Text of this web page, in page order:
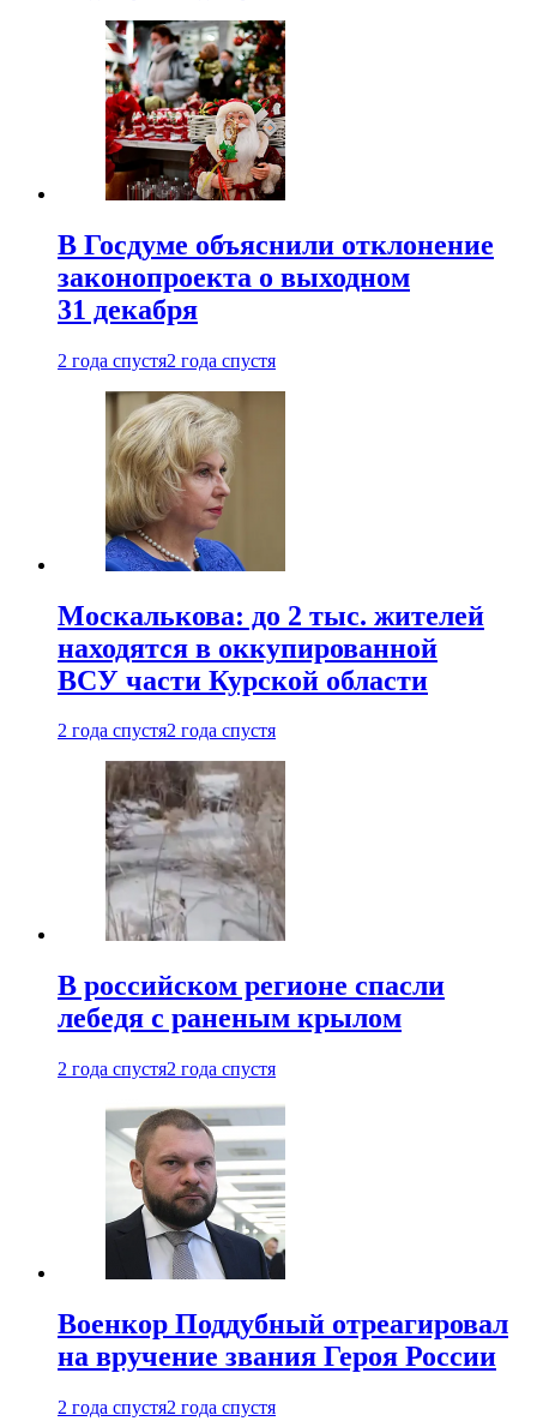
В Госдуме объяснили отклонение
законопроекта о выходном
31 декабря
2 года спустя2 года спустя
Москалькова: до 2 тыс. жителей
находятся в оккупированной
ВСУ части Курской области
2 года спустя2 года спустя
В российском регионе спасли
лебедя с раненым крылом
2 года спустя2 года спустя
Военкор Поддубный отреагировал
на вручение звания Героя России
2 года спустя2 года спустя